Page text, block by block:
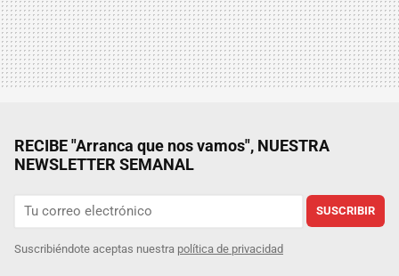
RECIBE "Arranca que nos vamos", NUESTRA
NEWSLETTER SEMANAL
SUSCRIBIR
Suscribiéndote aceptas nuestra política de privacidad